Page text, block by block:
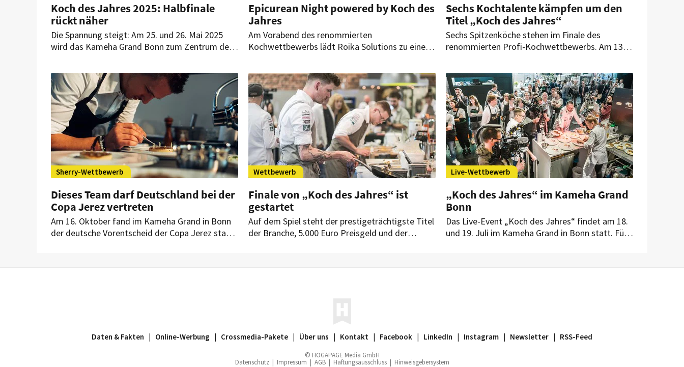
Koch des Jahres 2025: Halbfinale
rückt näher
Die Spannung steigt: Am 25. und 26. Mai 2025
wird das Kameha Grand Bonn zum Zentrum der
Halbfinale von „Koch des Jahres“ 2025 treten die
besten Nachwuchstalente im Live-Wettbewerb
gegeneinander an.
Epicurean Night powered by Koch des
Jahres
Am Vorabend des renommierten
Kochwettbewerbs lädt Roika Solutions zu einem
in Bonn erwartet die Gäste ein kulinarisches
Highlight. Sie dürfen nicht nur genießen, sondern
finden sich auch in der Rolle der Juroren wieder.
Sechs Kochtalente kämpfen um den
Titel „Koch des Jahres“
Sechs Spitzenköche stehen im Finale des
renommierten Profi-Kochwettbewerbs. Am 13.
Herausforderungen im Wettbewerbsmenü
stellen, die es so bei „Koch des Jahres“ noch nie
gegeben hat.
Sherry-Wettbewerb
Dieses Team darf Deutschland bei der
Copa Jerez vertreten
Am 16. Oktober fand im Kameha Grand in Bonn
der deutsche Vorentscheid der Copa Jerez statt.
Wettbewerb
Finale von „Koch des Jahres“ ist
gestartet
Auf dem Spiel steht der prestigeträchtigste Titel
der Branche, 5.000 Euro Preisgeld und der
Live-Wettbewerb
„Koch des Jahres“ im Kameha Grand
Bonn
Das Live-Event „Koch des Jahres“ findet am 18.
und 19. Juli im Kameha Grand in Bonn statt. Für
Daten & Fakten | Online-Werbung | Crossmedia-Pakete | Über uns | Kontakt | Facebook | LinkedIn | Instagram | Newsletter | RSS-Feed
© HOGAPAGE Media GmbH
Datenschutz | Impressum | AGB | Haftungsausschluss | Hinweisgebersystem